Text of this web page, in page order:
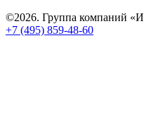
©2026. Группа компаний
+7 (495) 859-48-60